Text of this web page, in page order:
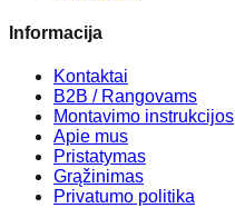
Informacija
Kontaktai
B2B / Rangovams
Montavimo instrukcijos
Apie mus
Pristatymas
Grąžinimas
Privatumo politika